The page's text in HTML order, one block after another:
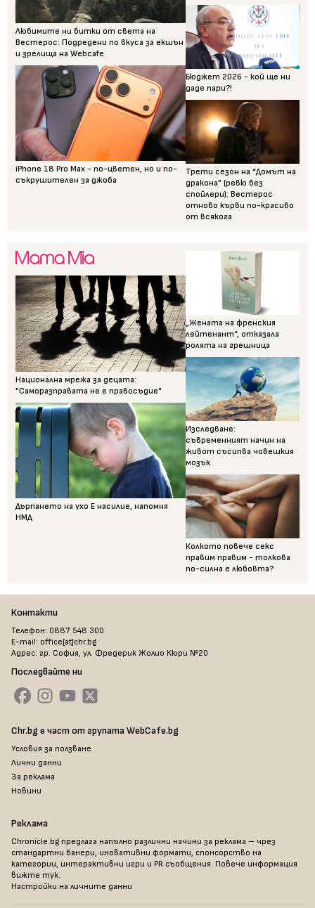
Любимите ни битки от света на
Вестерос: Подредени по вкуса за екшън
и зрелища на Webcafe
iPhone 18 Pro Max - по-цветен, но и по-
съкрушителен за джоба
Бюджет 2026 - кой ще ни
даде пари?!
Трети сезон на “Домът на
дракона” (ревю без
спойлери): Вестерос
отново кърви по-красиво
от всякога
Национална мрежа за децата:
"Саморазправата не е правосъдие"
Дърпането на ухо Е насилие, напомня
НМД
„Жената на френския
лейтенант“, отказала
ролята на грешница
Изследване:
съвременният начин на
живот съсипва човешкия
мозък
Колкото повече секс
правим правим - толкова
по-силна е любовта?
Контакти
Телефон: 0887 548 300
E-mail: office[at]chr.bg
Адрес: гр. София, ул. Фредерик Жолио Кюри №20
Последвайте ни
Chr.bg е част от групата WebCafe.bg
Условия за ползване
Лични данни
За реклама
Новини
Реклама
Chronicle.bg предлага напълно различни начини за реклама – чрез
стандартни банери, иновативни формати, спонсорство на
категории, интерактивни игри и PR съобщения. Повече информация
вижте тук.
Настройки на личните данни